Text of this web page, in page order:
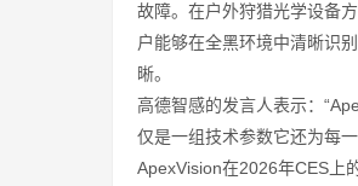
故障。在户外狩猎光学设备
户能够在全黑环境中清晰识
晰。
高德智感的发言人表示：
仅是一组技术参数它还为每
ApexVision在2026年CES上